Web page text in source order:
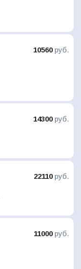
10560руб.
14300руб.
22110руб.
11000руб.